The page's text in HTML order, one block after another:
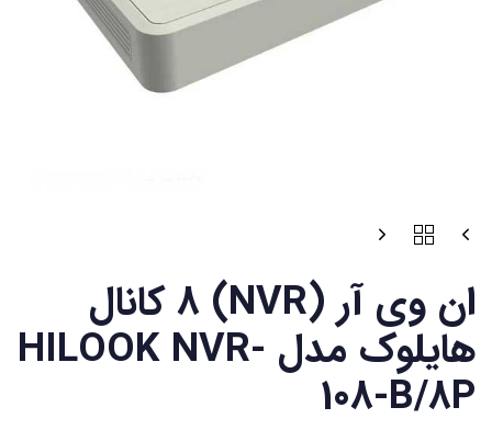
ان وی آر (NVR) 8 کانال
هایلوک مدل HILOOK NVR-
108-B/8P